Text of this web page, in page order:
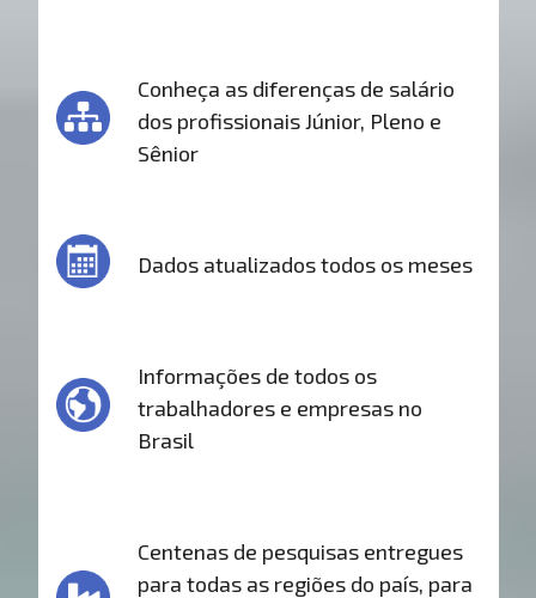
Conheça as diferenças de salário
dos profissionais Júnior, Pleno e
Sênior
Dados atualizados todos os meses
Informações de todos os
trabalhadores e empresas no
Brasil
Centenas de pesquisas entregues
para todas as regiões do país, para